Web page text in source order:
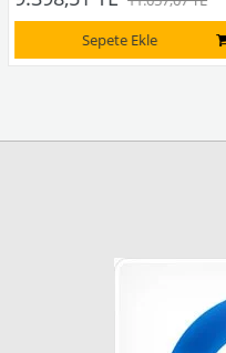
Sepete Ekle